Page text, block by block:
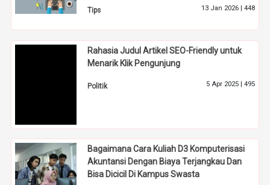
Tips 13 Jan 2026 | 448
Rahasia Judul Artikel SEO-Friendly untuk
Menarik Klik Pengunjung
Politik 5 Apr 2025 | 495
Bagaimana Cara Kuliah D3 Komputerisasi
Akuntansi Dengan Biaya Terjangkau Dan
Bisa Dicicil Di Kampus Swasta